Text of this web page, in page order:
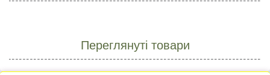
Переглянуті товари